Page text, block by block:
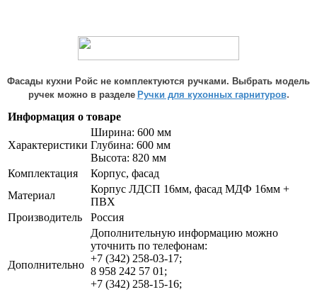
Фасады кухни Ройс не комплектуются ручками. Выбрать модель
ручек можно в разделе Ручки для кухонных гарнитуров.
Информация о товаре
Характеристики
Ширина: 600 мм
Глубина: 600 мм
Высота: 820 мм
Комплектация
Корпус, фасад
Материал
Корпус ЛДСП 16мм, фасад МДФ 16мм +
ПВХ
Производитель
Россия
Дополнительно
Дополнительную информацию можно
уточнить по телефонам:
+7 (342) 258-03-17;
8 958 242 57 01;
+7 (342) 258-15-16;